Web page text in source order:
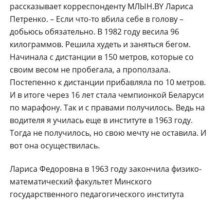
рассказывает корреспонденту МЛЫН.BY Лариса
Петренко. – Если что-то вбила себе в голову –
добьюсь обязательно. В 1982 году весила 96
килограммов. Решила худеть и заняться бегом.
Начинала с дистанции в 150 метров, которые со
своим весом не пробегала, а проползала.
Постепенно к дистанции прибавляла по 10 метров.
И в итоге через 16 лет стала чемпионкой Беларуси
по марафону. Так и с правами получилось. Ведь на
водителя я училась еще в институте в 1963 году.
Тогда не получилось, но свою мечту не оставила. И
вот она осуществилась.
Лариса Федоровна в 1963 году закончила физико-
математический факультет Минского
государственного педагогического института